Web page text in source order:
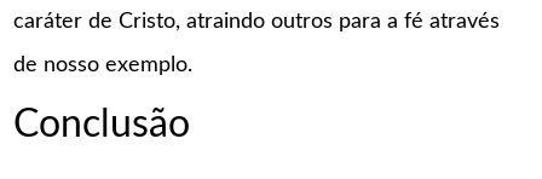
caráter de Cristo, atraindo outros para a fé através
de nosso exemplo.
Conclusão